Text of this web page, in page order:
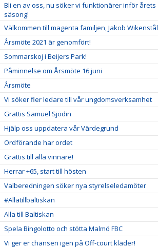
Bli en av oss, nu söker vi funktionärer inför årets
säsong!
Välkommen till magenta familjen, Jakob Wikenstål
Årsmöte 2021 är genomfört!
Sommarskoj i Beijers Park!
Påminnelse om Årsmöte 16 juni
Årsmöte
Vi söker fler ledare till vår ungdomsverksamhet
Grattis Samuel Sjödin
Hjälp oss uppdatera vår Värdegrund
Ordförande har ordet
Grattis till alla vinnare!
Herrar +65, start till hösten
Valberedningen söker nya styrelseledamöter
#Allatillbaltiskan
Alla till Baltiskan
Spela Bingolotto och stötta Malmö FBC
Vi ger er chansen igen på Off-court kläder!